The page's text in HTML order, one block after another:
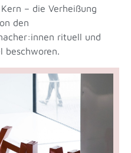
– die Verheißung
den
rituell und
beschworen.